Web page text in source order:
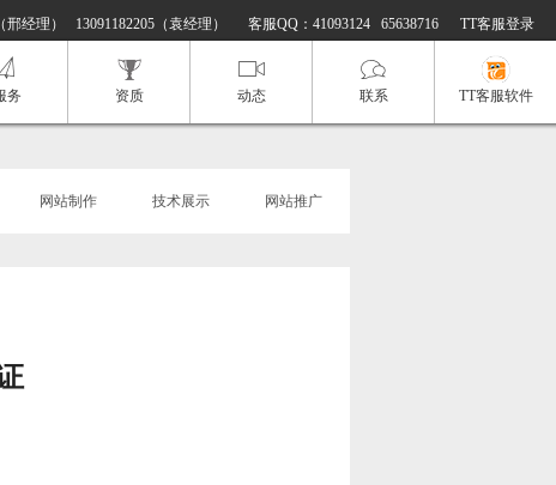
邢经理） 13091182205（袁经理） 客服QQ： 41093124 65638716 TT客服登录
务 资质 动态 联系 TT客服软件
网站制作 技术展示 网站推广